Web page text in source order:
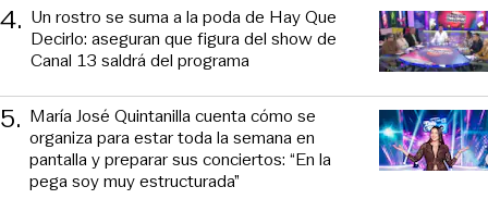
4. Un rostro se suma a la poda de Hay Que
Decirlo: aseguran que figura del show de
Canal 13 saldrá del programa
5. María José Quintanilla cuenta cómo se
organiza para estar toda la semana en
pantalla y preparar sus conciertos: “En la
pega soy muy estructurada”